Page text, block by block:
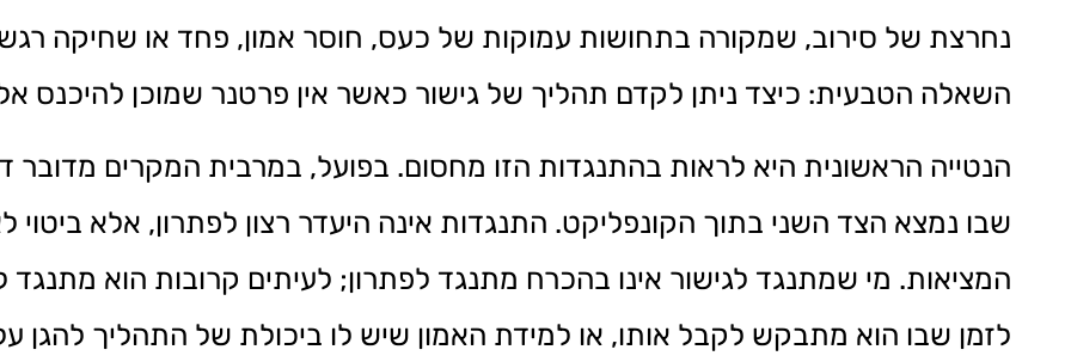
נחרצת של סירוב, שמקורה בתחושות עמוקות של כעס, חוסר אמון, פחד או שחיקה
השאלה הטבעית: כיצד ניתן לקדם תהליך של גישור כאשר אין פרטנר שמוכן להיכנס
הנטייה הראשונית היא לראות בהתנגדות הזו מחסום. בפועל, במרבית המקרים מדובר
שבו נמצא הצד השני בתוך הקונפליקט. התנגדות אינה היעדר רצון לפתרון, אלא ביטוי
המציאות. מי שמתנגד לגישור אינו בהכרח מתנגד לפתרון; לעיתים קרובות הוא מתנגד
לזמן שבו הוא מתבקש לקבל אותו, או למידת האמון שיש לו ביכולת של התהליך להגן